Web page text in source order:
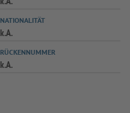
SPIELPLUS
NATIONALITÄT
k.A.
RÜCKENNUMMER
k.A.